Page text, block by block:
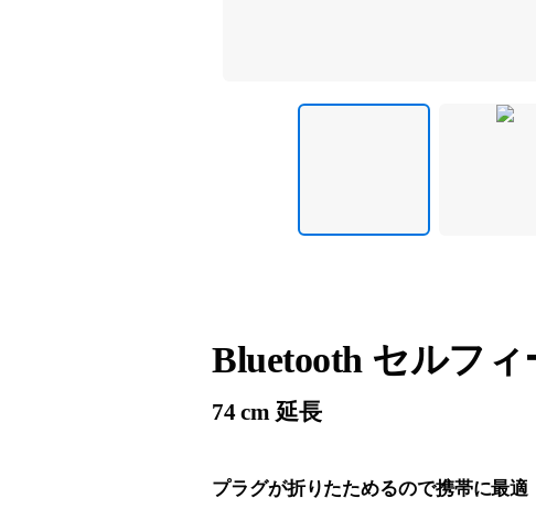
Bluetooth セルフィ
74 cm 延長
プラグが折りたためるので携帯に最適